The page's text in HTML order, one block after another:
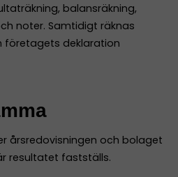
balansräkning,
noter. Samtidigt räknas
deklaration
årsredovisningen och bolaget
resultatet fastställs.